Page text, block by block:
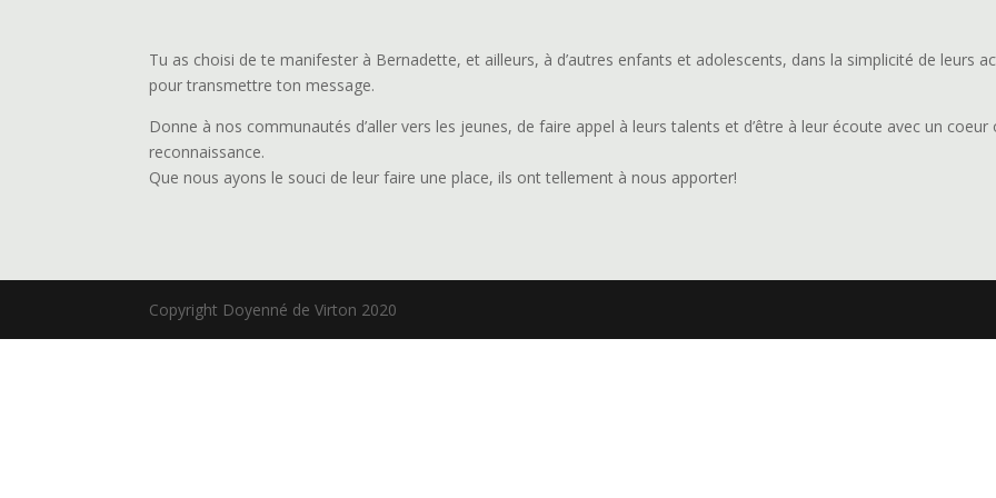
Tu as choisi de te manifester à Bernadette, et ailleurs, à d’autres enfants et adolescents, dans la simplicité de leurs
pour transmettre ton message.
Donne à nos communautés d’aller vers les jeunes, de faire appel à leurs talents et d’être à leur écoute avec un
reconnaissance.
Que nous ayons le souci de leur faire une place, ils ont tellement à nous apporter!
Copyright Doyenné de Virton 2020